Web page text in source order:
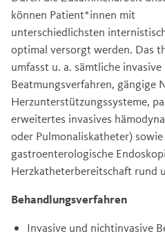
können Patient*innen mit
unterschiedlichsten
optimal versorgt werden. Das
umfasst u. a. sämtliche
Beatmungsverfahren, gängige
Herzunterstützungssysteme,
erweitertes invasives
oder Pulmonaliskatheter)
gastroenterologische
Herzkatheterbereitschaft rund
Behandlungsverfahren
Invasive und nichtinvasive